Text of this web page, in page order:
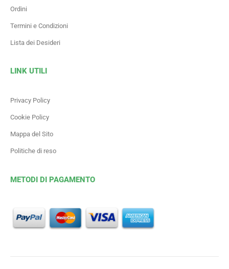
Ordini
Termini e Condizioni
Lista dei Desideri
LINK UTILI
Privacy Policy
Cookie Policy
Mappa del Sito
Politiche di reso
METODI DI PAGAMENTO